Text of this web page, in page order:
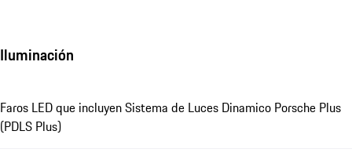
Iluminación
Faros LED que incluyen Sistema de Luces Dinamico Porsche Plus
(PDLS Plus)